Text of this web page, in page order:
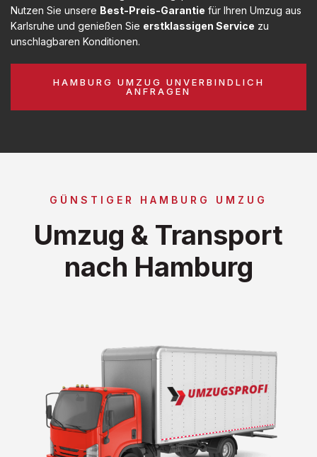
Nutzen Sie unsere Best-Preis-Garantie für Ihren Umzug aus
Karlsruhe und genießen Sie erstklassigen Service zu
unschlagbaren Konditionen.
HAMBURG UMZUG UNVERBINDLICH
ANFRAGEN
GÜNSTIGER HAMBURG UMZUG
Umzug & Transport
nach Hamburg